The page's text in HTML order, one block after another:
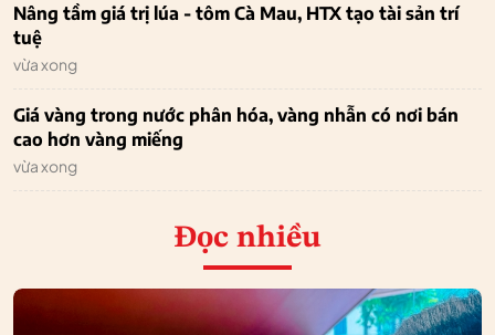
Nâng tầm giá trị lúa - tôm Cà Mau, HTX tạo tài sản trí
tuệ
vừa xong
Giá vàng trong nước phân hóa, vàng nhẫn có nơi bán
cao hơn vàng miếng
vừa xong
Đọc nhiều